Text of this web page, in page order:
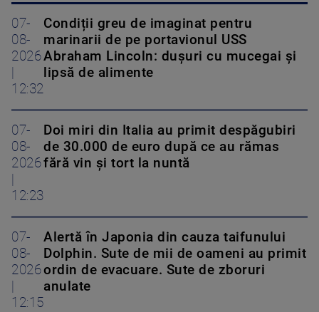
07-
08-
2026
12:32
Condiții greu de imaginat pentru
marinarii de pe portavionul USS
Abraham Lincoln: dușuri cu mucegai și
lipsă de alimente
07-
08-
2026
12:23
Doi miri din Italia au primit despăgubiri
de 30.000 de euro după ce au rămas
fără vin și tort la nuntă
07-
08-
2026
12:15
Alertă în Japonia din cauza taifunului
Dolphin. Sute de mii de oameni au primit
ordin de evacuare. Sute de zboruri
anulate